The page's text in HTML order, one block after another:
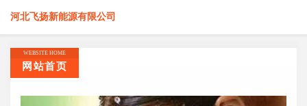
河北飞扬新能源有限公司
WEBSITE HOME
网站首页